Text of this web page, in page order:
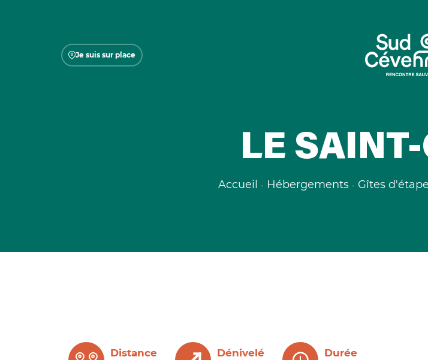
Je suis sur place
LE
Accueil Hébergements Gîtes
Distance Dénivelé Durée